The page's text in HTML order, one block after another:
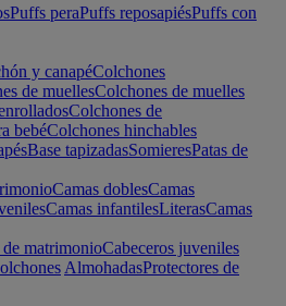
Puffs peraPuffs reposapiésPuffs con
y canapéColchones
de muellesColchones de muelles
Colchones de
bebéColchones hinchables
Base tapizadasSomieresPatas de
Camas doblesCamas
Camas infantilesLiterasCamas
de matrimonioCabeceros juveniles
AlmohadasProtectores de